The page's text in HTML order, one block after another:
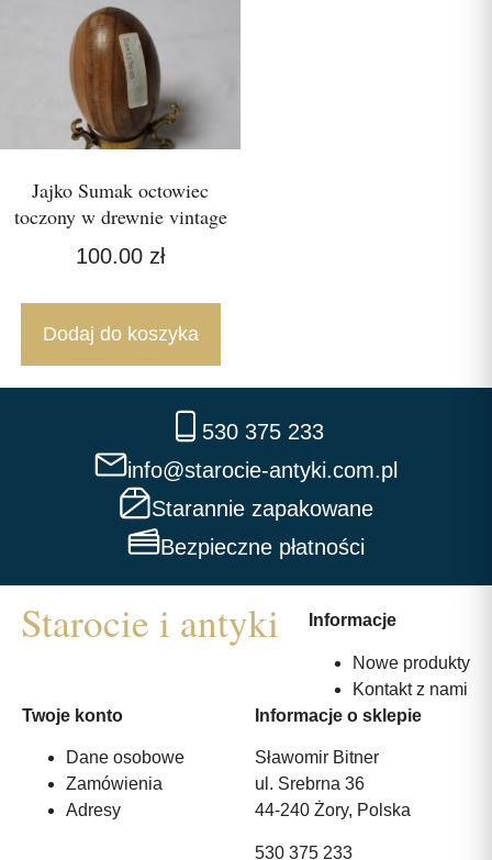
Jajko Sumak octowiec
toczony w drewnie vintage
100.00 zł
Dodaj do koszyka
530 375 233
info@starocie-antyki.com.pl
Starannie zapakowane
Bezpieczne płatności
Informacje
Nowe produkty
Kontakt z nami
Twoje konto
Dane osobowe
Zamówienia
Adresy
Informacje o sklepie
Sławomir Bitner
ul. Srebrna 36
44-240 Żory, Polska
530 375 233